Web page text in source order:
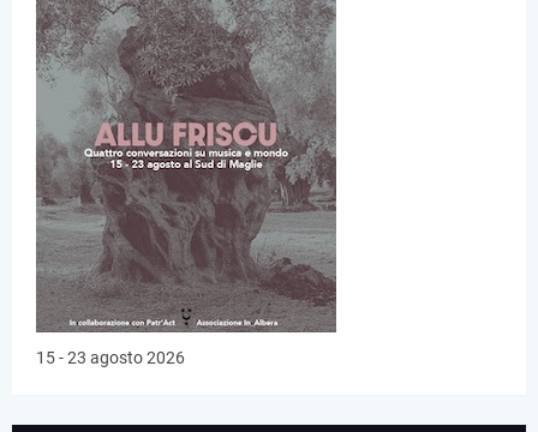
15 - 23 agosto 2026